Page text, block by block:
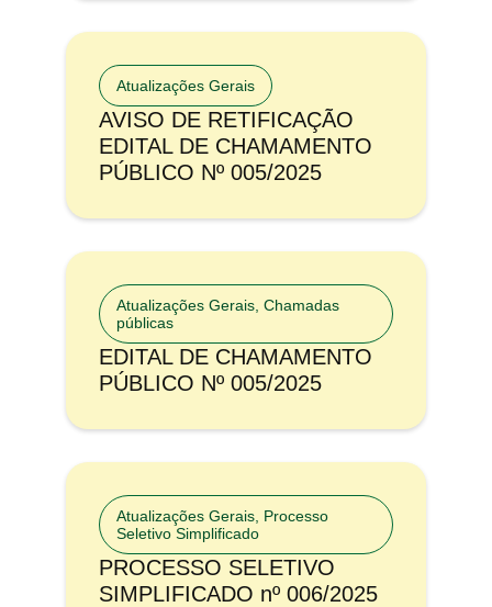
Atualizações Gerais
AVISO DE RETIFICAÇÃO
EDITAL DE CHAMAMENTO
PÚBLICO Nº 005/2025
Atualizações Gerais Chamadas
públicas
EDITAL DE CHAMAMENTO
PÚBLICO Nº 005/2025
Atualizações Gerais Processo
Seletivo Simplificado
PROCESSO SELETIVO
SIMPLIFICADO nº 006/2025